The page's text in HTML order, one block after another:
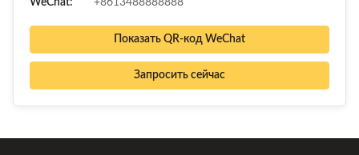
Показать QR-код WeChat
Запросить сейчас